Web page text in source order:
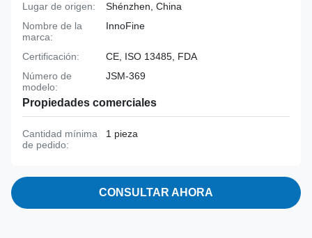
Lugar de origen:
Shénzhen, China
Nombre de la
marca:
InnoFine
Certificación:
CE, ISO 13485, FDA
Número de
modelo:
JSM-369
Propiedades comerciales
Cantidad mínima
de pedido:
1 pieza
CONSULTAR AHORA